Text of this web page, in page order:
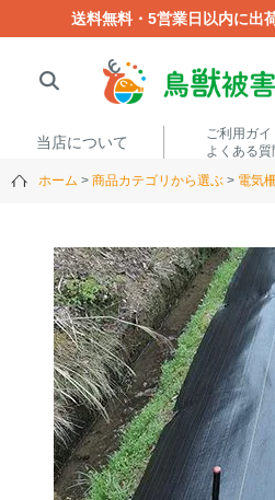
送料無料・5営業日以内に出
当店について
ご利用ガイ
よくある質
ホーム 商品カテゴリから選ぶ 電気柵
送料無料・5営業日以内に出荷 (
閉じる
楽落くんハイトシェルター侵入禁刺
いのししくんTREL4G-Rアニマルネ
アニマルセンサー
商品カテゴリか
電気柵